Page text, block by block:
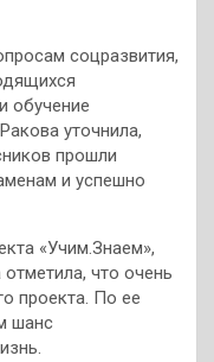
соцразвития,
обучение
уточнила,
прошли
и успешно
«Учим.Знаем»,
что очень
проекта. По ее
шанс